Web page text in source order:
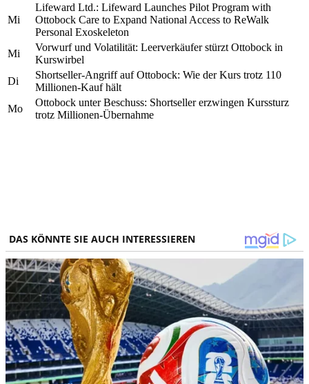
Mi
Lifeward Ltd.: Lifeward Launches Pilot Program with
Ottobock Care to Expand National Access to ReWalk
Personal Exoskeleton
Mi
Vorwurf und Volatilität: Leerverkäufer stürzt Ottobock in
Kurswirbel
Di
Shortseller-Angriff auf Ottobock: Wie der Kurs trotz 110
Millionen-Kauf hält
Mo
Ottobock unter Beschuss: Shortseller erzwingen Kurssturz
trotz Millionen-Übernahme